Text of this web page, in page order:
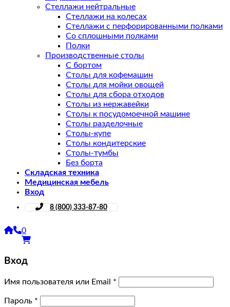
Стеллажи нейтральные
Стеллажи на колесах
Стеллажи с перфорированными полками
Со сплошными полками
Полки
Производственные столы
С бортом
Столы для кофемашин
Столы для мойки овощей
Столы для сбора отходов
Столы из нержавейки
Столы к посудомоечной машине
Столы разделочные
Столы-купе
Столы кондитерские
Столы-тумбы
Без борта
Складская техника
Медицинская мебель
Вход
8 (800) 333-87-80
0
Вход
Имя пользователя или Email *
Пароль *